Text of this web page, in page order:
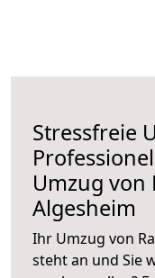
Stressfreie
Umzug von
Algesheim
Ihr Umzug von
steht an und Sie